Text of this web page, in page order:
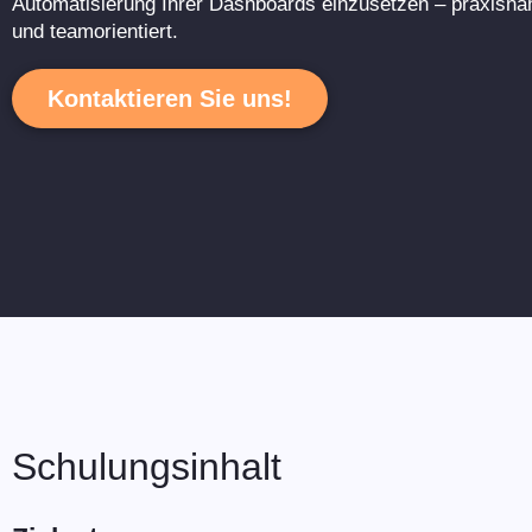
und teamorientiert.
Kontaktieren Sie uns!
Schulungsinhalt